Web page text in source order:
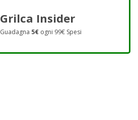
Grilca Insider
Guadagna 5€ ogni 99€ Spesi